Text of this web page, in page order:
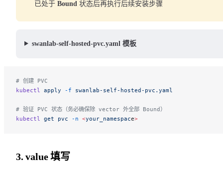
已处于 Bound 状态后再执行后续安装步骤
swanlab-self-hosted-pvc.yaml 模板
# 创建 PVC
kubectl apply -f swanlab-self-hosted-pvc.yaml
# 验证 PVC 状态（务必确保除 vector 外全部 Bound）
kubectl get pvc -n <your_namespace>
3. value 填写